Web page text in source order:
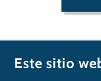
Este sitio